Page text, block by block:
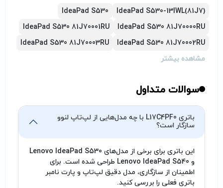
IdeaPad S530-13IWL(81J7)
IdeaPad S530
IdeaPad S530 81J70000RU
IdeaPad S530 81J70001RU
IdeaPad S530 81J70002RU
IdeaPad S530 81J70003RU
مشاهده بیشتر
سوالات متداول
باتری L17C4PF0 با چه مدل‌هایی از لپ‌تاپ لنوو
سازگار است؟
این باتری برای برخی از مدل‌های Lenovo IdeaPad S530
و Lenovo IdeaPad S540 طراحی شده است. برای
اطمینان از سازگاری، مدل دقیق لپ‌تاپ و پارت نامبر
باتری فعلی را بررسی کنید.